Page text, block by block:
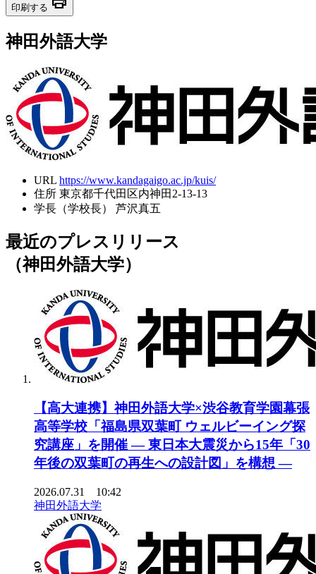
印刷する
神田外語大学
URL https://www.kandagaigo.ac.jp/kuis/
住所 東京都千代田区内神田2-13-13
学長（学校長）
芦沢真五
最近のプレスリリース
（神田外語大学）
【高大連携】神田外語大学×渋谷教育学園幕張
高等学校「福島県双葉町 ウェルビーイング探
究講座」を開催 ― 東日本大震災から15年「30
年後の双葉町の再生への設計図」を構想 ―
2026.07.31 10:42
神田外語大学